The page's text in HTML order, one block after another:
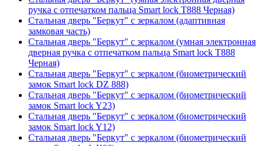
ручка с отпечатком пальца Smart lock T888 Черная)
Стальная дверь "Беркут" с зеркалом (адаптивная
замковая часть)
Стальная дверь "Беркут" с зеркалом (умная электронная
дверная ручка с отпечатком пальца Smart lock T888
Черная)
Стальная дверь "Беркут" с зеркалом (биометрический
замок Smart lock DZ 888)
Стальная дверь "Беркут" с зеркалом (биометрический
замок Smart lock Y23)
Стальная дверь "Беркут" с зеркалом (биометрический
замок Smart lock Y12)
Стальная дверь "Беркут" с зеркалом (биометрический